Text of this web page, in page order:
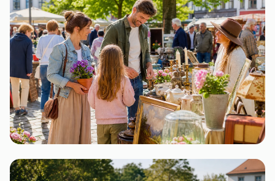
9 Flohmärkte
Bayern